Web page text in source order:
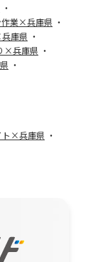
作業×兵庫県
庫県
×兵庫県
ト×兵庫県